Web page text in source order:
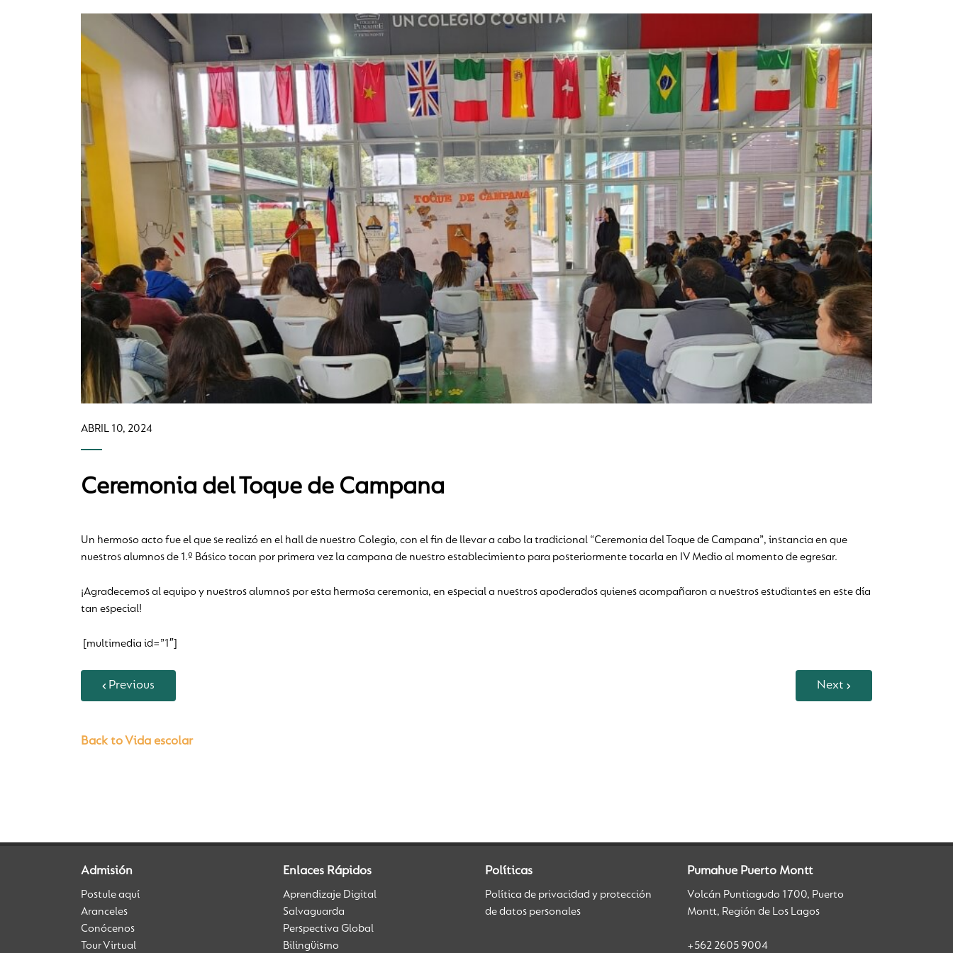
ABRIL 10, 2024
Ceremonia del Toque de Campana
Un hermoso acto fue el que se realizó en el hall de nuestro Colegio, con el fin de llevar a cabo la tradicional “Ceremonia del Toque de Campana”, instancia en que
nuestros alumnos de 1.º Básico tocan por primera vez la campana de nuestro establecimiento para posteriormente tocarla en IV Medio al momento de egresar.
¡Agradecemos al equipo y nuestros alumnos por esta hermosa ceremonia, en especial a nuestros apoderados quienes acompañaron a nuestros estudiantes en este día
tan especial!
[multimedia id=”1″]
Previous Next
Back to Vida escolar
Admisión
Postule aquí
Aranceles
Conócenos
Tour Virtual
Enlaces Rápidos
Aprendizaje Digital
Salvaguarda
Perspectiva Global
Bilingüismo
Políticas
Política de privacidad y protección
de datos personales
Pumahue Puerto Montt
Volcán Puntiagudo 1700, Puerto
Montt, Región de Los Lagos
+562 2605 9004